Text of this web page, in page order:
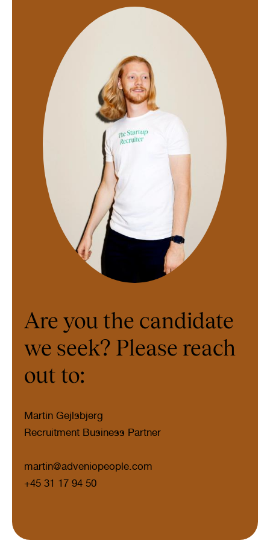
Are you the candidate
we seek? Please reach
out to:
Martin Gejlsbjerg
Recruitment Business Partner
martin@adveniopeople.com
+45 31 17 94 50